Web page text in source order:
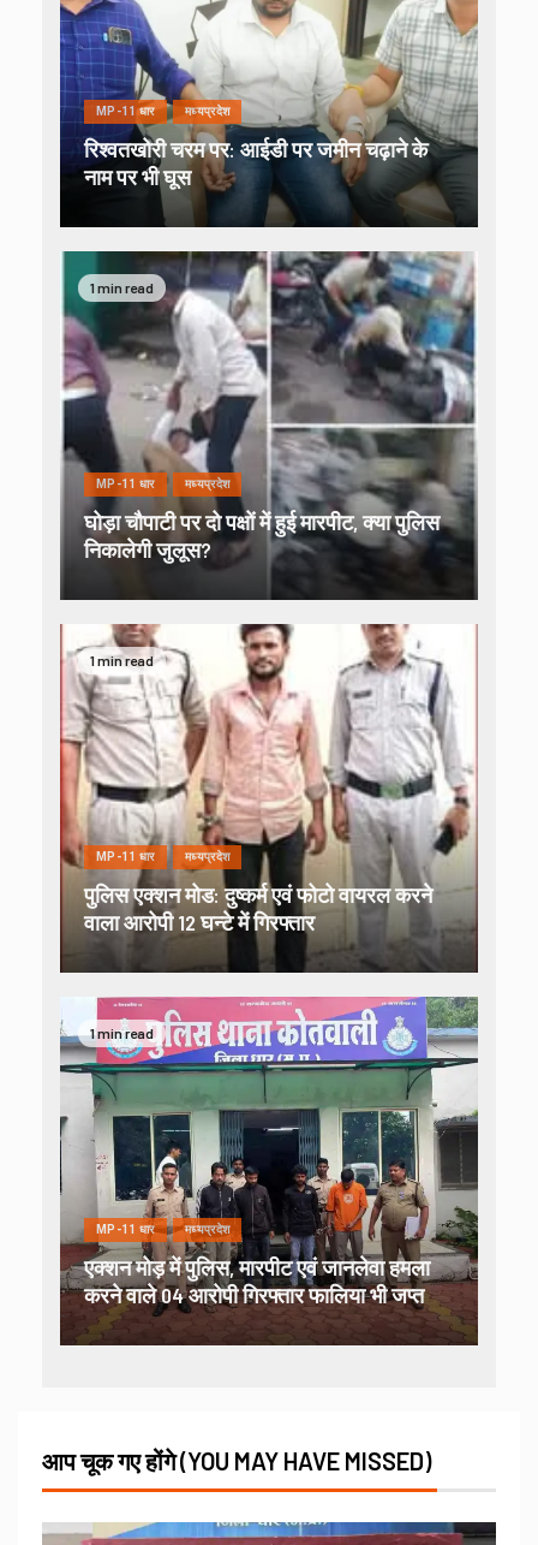
MP-11 धार मध्यप्रदेश
रिश्वतखोरी चरम पर: आईडी पर जमीन चढ़ाने के
नाम पर भी घूस
1 min read
MP-11 धार मध्यप्रदेश
घोड़ा चौपाटी पर दो पक्षों में हुई मारपीट, क्या पुलिस
निकालेगी जुलूस?
1 min read
MP-11 धार मध्यप्रदेश
पुलिस एक्शन मोड: दुष्कर्म एवं फोटो वायरल करने
वाला आरोपी 12 घन्टे में गिरफ्तार
1 min read
MP-11 धार मध्यप्रदेश
एक्शन मोड़ में पुलिस, मारपीट एवं जानलेवा हमला
करने वाले 04 आरोपी गिरफ्तार फालिया भी जप्त
आप चूक गए होंगे (YOU MAY HAVE MISSED)